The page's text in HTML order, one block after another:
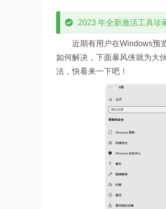
2023 年全新激活工具珍
近期有用户在Windows预览
如何解决，下面暴风侠就为大
法，快看来一下吧！